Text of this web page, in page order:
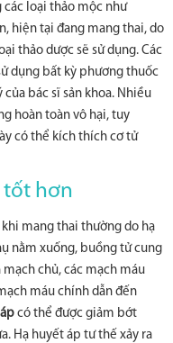
các loại thảo mộc như
hiện tại đang mang thai, do
thảo dược sẽ sử dụng. Các
dụng bất kỳ phương thuốc
bác sĩ sản khoa. Nhiều
hoàn toàn vô hại, tuy
có thể kích thích cơ tử
tốt hơn
mang thai thường do hạ
nằm xuống, buồng tử cung
chủ, các mạch máu
máu chính dẫn đến
có thể được giảm bớt
Hạ huyết áp tư thế xảy ra